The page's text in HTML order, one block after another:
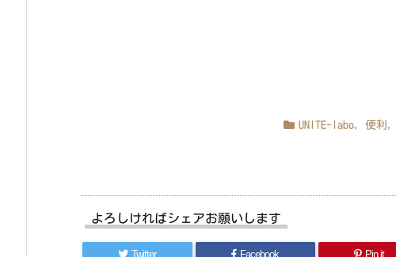
UNITE-labo, 便利 ,
よろしければシェアお願いします
Twitter Facebook Pin it